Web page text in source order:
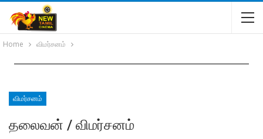
Home விமர்சனம்
விமர்சனம்
தலைவன் / விமர்சனம்